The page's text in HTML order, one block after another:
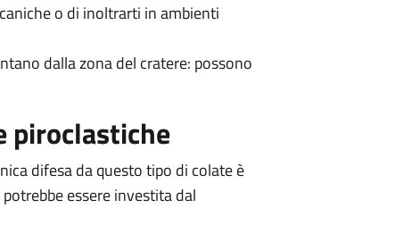
o di inoltrarti in ambienti
dalla zona del cratere: possono
piroclastiche
difesa da questo tipo di colate è
essere investita dal